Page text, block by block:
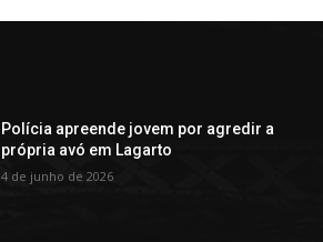
Polícia apreende jovem por agredir a
própria avó em Lagarto
4 de junho de 2026